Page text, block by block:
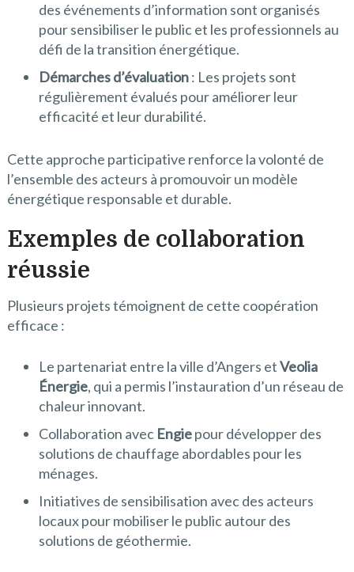
des événements d’information sont organisés
pour sensibiliser le public et les professionnels au
défi de la transition énergétique.
Démarches d’évaluation: Les projets sont
régulièrement évalués pour améliorer leur
efficacité et leur durabilité.
Cette approche participative renforce la volonté de
l’ensemble des acteurs à promouvoir un modèle
énergétique responsable et durable.
Exemples de collaboration
réussie
Plusieurs projets témoignent de cette coopération
efficace :
Le partenariat entre la ville d’Angers etVeolia
Énergie, qui a permis l’instauration d’un réseau de
chaleur innovant.
Collaboration avec Engiepour développer des
solutions de chauffage abordables pour les
ménages.
Initiatives de sensibilisation avec des acteurs
locaux pour mobiliser le public autour des
solutions de géothermie.